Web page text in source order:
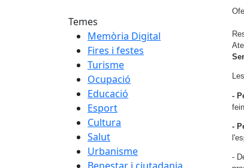
Temes
Memòria Digital
Fires i festes
Turisme
Ocupació
Educació
Esport
Cultura
Salut
Urbanisme
-
-
-